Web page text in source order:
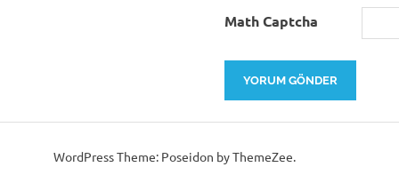
Math Captcha
WordPress Theme: Poseidon by ThemeZee.